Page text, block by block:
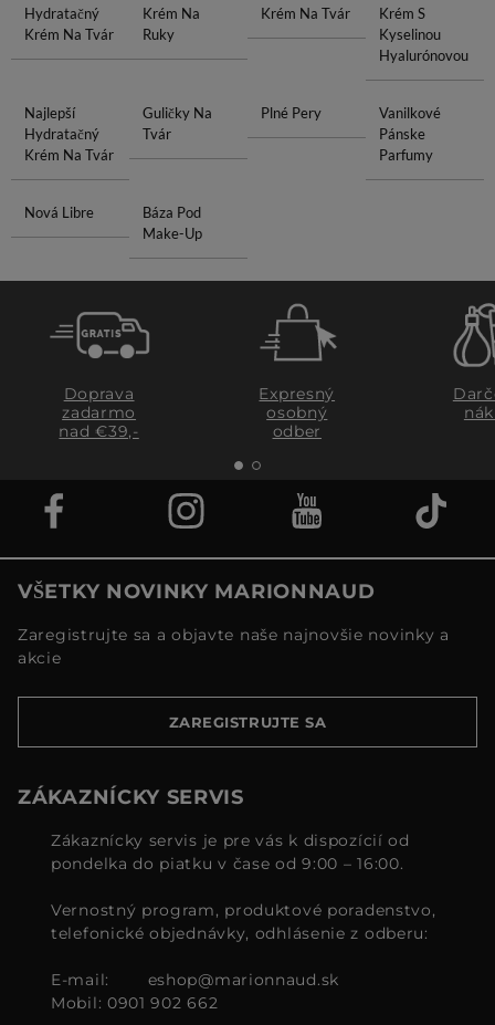
Hydratačný
Krém Na Tvár
Krém Na
Ruky
Krém Na Tvár
Krém S
Kyselinou
Hyalurónovou
Najlepší
Hydratačný
Krém Na Tvár
Guličky Na
Tvár
Plné Pery
Vanilkové
Pánske
Parfumy
Nová Libre
Báza Pod
Make-Up
Doprava
zadarmo
nad €39,-
Expresný
osobný
odber
VŠETKY NOVINKY MARIONNAUD
Zaregistrujte sa a objavte naše najnovšie novinky a
akcie
ZAREGISTRUJTE SA
ZÁKAZNÍCKY SERVIS
Zákaznícky servis je pre vás k dispozícií od
pondelka do piatku v čase od 9:00 – 16:00.
Vernostný program, produktové poradenstvo,
telefonické objednávky, odhlásenie z odberu:
E-mail:
eshop@marionnaud.sk
Mobil: 0901 902 662